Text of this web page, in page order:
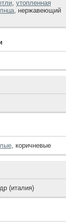
, утопленная
, нержавеющий
, коричневые
(италия)